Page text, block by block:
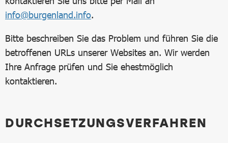
info@burgenland.info.
Bitte beschreiben Sie das Problem und führen Sie die
betroffenen URLs unserer Websites an. Wir werden
Ihre Anfrage prüfen und Sie ehestmöglich
kontaktieren.
DURCHSETZUNGSVERFAHREN